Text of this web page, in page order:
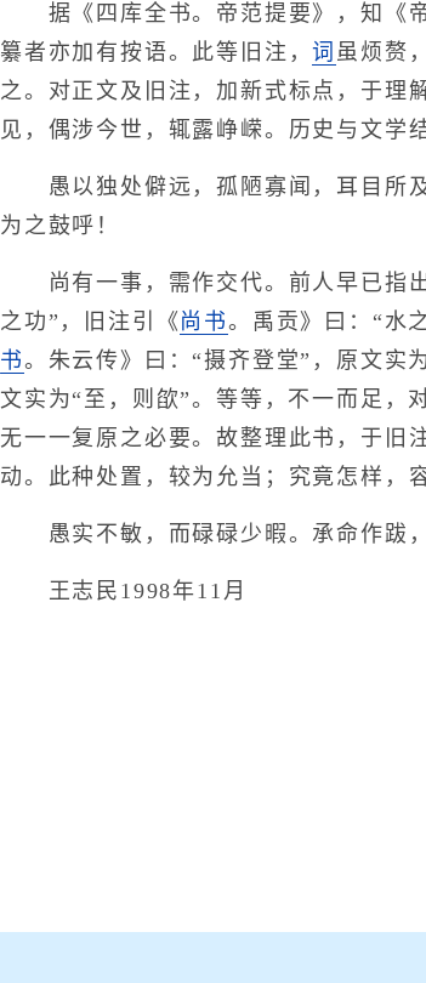
据《四库全书。帝范提要》，知《帝
纂者亦加有按语。此等旧注，词 虽烦赘
之。对正文及旧注，加新式标点，于理
见，偶涉今世，辄露峥嵘。历史与文学
愚以独处僻远，孤陋寡闻，耳目所及
为之鼓呼！
尚有一事，需作交代。前人早已指出
之功”，旧注引《 尚书。禹贡》曰：“水
书。朱云传》曰：“摄齐登堂”，原文实
文实为“至，则欿”。等等，不一而足，
无一一复原之必要。故整理此书，于旧
动。此种处置，较为允当；究竟怎样，
愚实不敏，而碌碌少暇。承命作跋，
王志民1998年11月